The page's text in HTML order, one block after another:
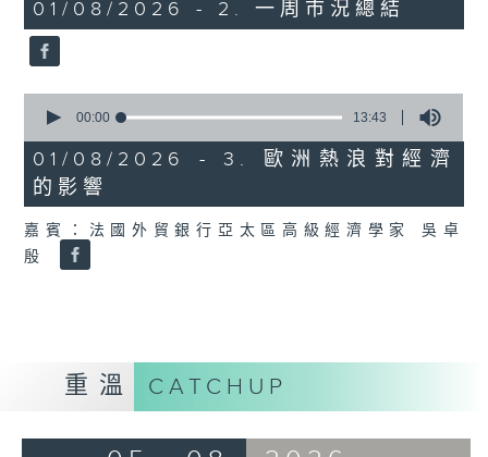
minutes,
20
seconds
01/08/2026 - 2. 一周市況總結
seconds
13
minutes,
43
seconds
00:00 13:43
01/08/2026 - 3. 歐洲熱浪對經濟
的影響
嘉賓：法國外貿銀行亞太區高級經濟學家 吳卓
殷
重溫 CATCHUP